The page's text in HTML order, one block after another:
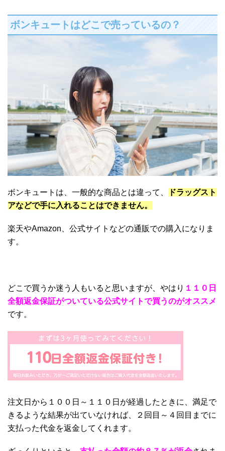
ボンキュートはどこで売っているの？
ボンキュートは、一般的な商品とは違って、
ドラッグスト
アなどで手に入れることはできません。
楽天やAmazon、公式サイトなどの通販での購入になりま
す。
どこで買うか迷う人もいると思いますが、やはり １１０日
全額返金保証がついている公式サイトで買うのがオススメ
です。
注文日から１００日～１１０日が経過したときに、満足で
きるような結果が出ていなければ、２回目～４回目までに
支払った代金を返金してくれます。